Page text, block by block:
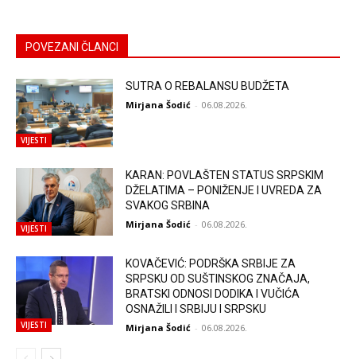
POVEZANI ČLANCI
VIJESTI
SUTRA O REBALANSU BUDŽETA
Mirjana Šodić - 06.08.2026.
VIJESTI
KARAN: POVLAŠTEN STATUS SRPSKIM
DŽELATIMA – PONIŽENJE I UVREDA ZA
SVAKOG SRBINA
Mirjana Šodić - 06.08.2026.
VIJESTI
KOVAČEVIĆ: PODRŠKA SRBIJE ZA
SRPSKU OD SUŠTINSKOG ZNAČAJA,
BRATSKI ODNOSI DODIKA I VUČIĆA
OSNAŽILI I SRBIJU I SRPSKU
Mirjana Šodić - 06.08.2026.